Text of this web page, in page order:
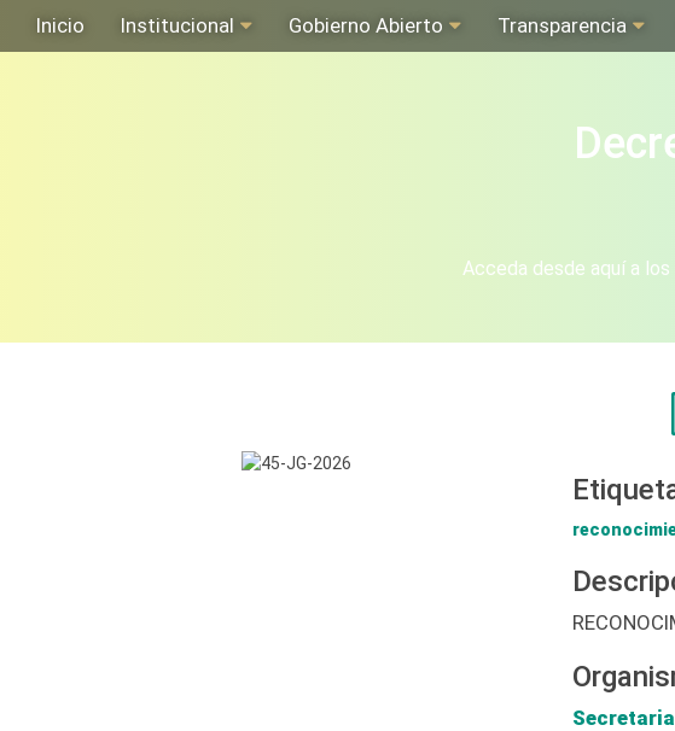
Inicio Institucional Gobierno Abierto Transparencia
Acceda desde aquí a